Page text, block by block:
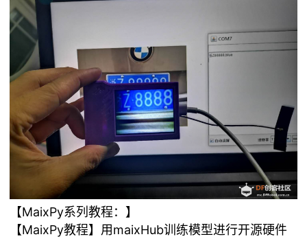
【MaixPy系列教程：】
【MaixPy教程】用maixHub训练模型进行开源硬件